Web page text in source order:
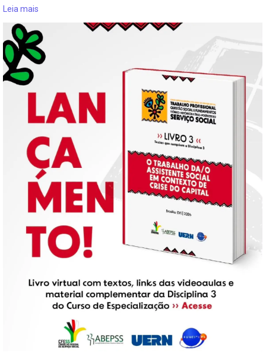
Leia mais